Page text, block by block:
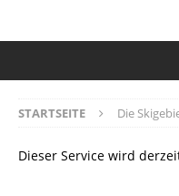
STARTSEITE Die
Dieser Service wird